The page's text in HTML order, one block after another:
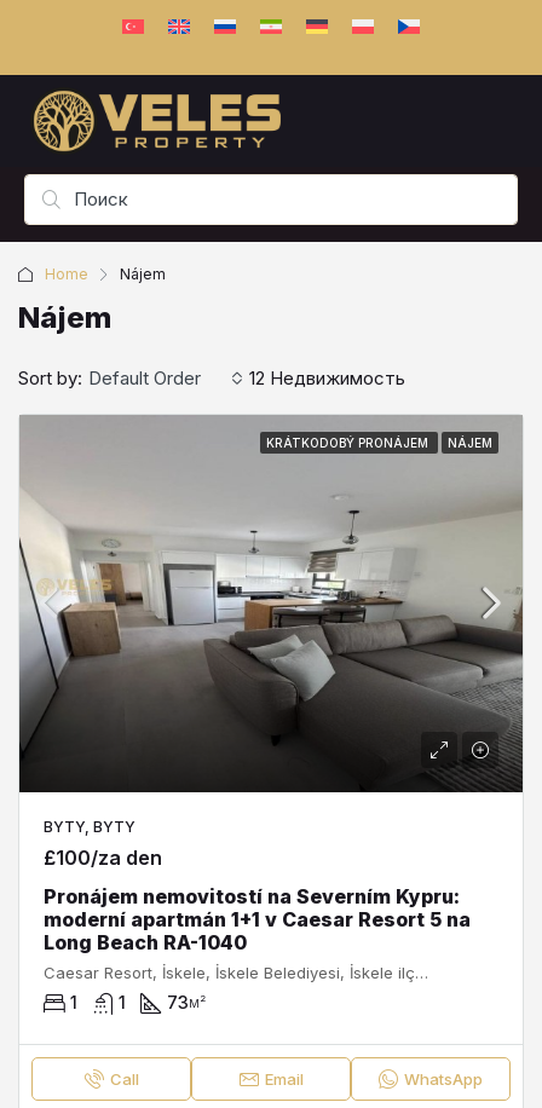
Home Nájem
Nájem
12 Недвижимость
Sort by: Default Order
KRÁTKODOBÝ PRONÁJEM NÁJEM
BYTY, BYTY
£100/za den
Pronájem nemovitostí na Severním Kypru:
moderní apartmán 1+1 v Caesar Resort 5 na
Long Beach RA-1040
Caesar Resort, İskele, İskele Belediyesi, İskele ilçesi, Kuzey Kıbrıs, 99850, Κύπρος - Kıbrıs
1 1 73м²
Call Email WhatsApp